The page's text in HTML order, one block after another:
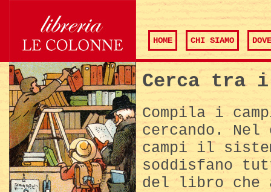
HOME CHI SIAMO
Cerca tra
Compila i
cercando.
campi il
soddisfano
del libro che